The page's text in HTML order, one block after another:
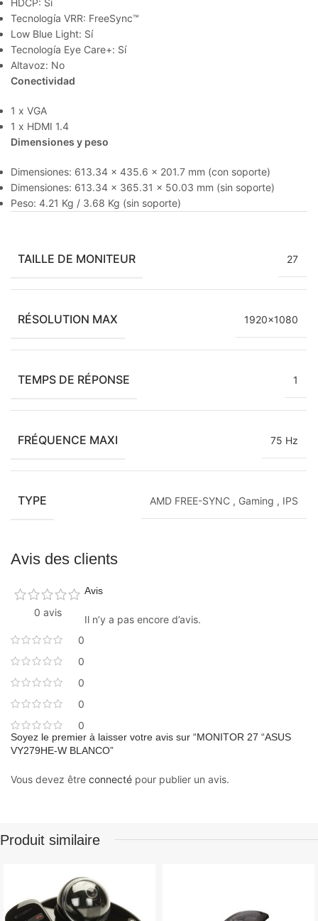
Tecnología VRR: FreeSync™
Low Blue Light: Sí
Tecnología Eye Care+: Sí
Altavoz: No
Conectividad
1 x VGA
1 x HDMI 1.4
Dimensiones y peso
Dimensiones: 613.34 x 435.6 x 201.7 mm (con soporte)
Dimensiones: 613.34 x 365.31 x 50.03 mm (sin soporte)
Peso: 4.21 Kg / 3.68 Kg (sin soporte)
TAILLE DE MONITEUR 27
RÉSOLUTION MAX 1920×1080
TEMPS DE RÉPONSE 1
FRÉQUENCE MAXI 75 Hz
TYPE AMD FREE-SYNC , Gaming , IPS
Avis des clients
0 avis
0
0
0
0
0
Avis
Il n’y a pas encore d’avis.
Soyez le premier à laisser votre avis sur “MONITOR 27 “ASUS
VY279HE-W BLANCO”
Vous devez être connecté pour publier un avis.
Produit similaire